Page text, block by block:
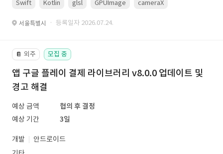
Swift Kotlin glsl GPUImage cameraX
서울특별시 · 등록일자 2026.07.24.
📔 외주 모집 중
앱 구글 플레이 결제 라이브러리 v8.0.0 업데이트 및
경고 해결
예상 금액
협의 후 결정
예상 기간
3일
개발
안드로이드